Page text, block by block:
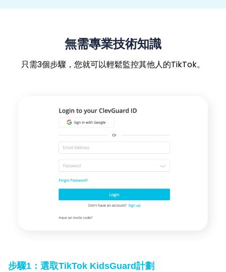
無需專業技術知識
只需3個步驟，您就可以輕鬆監控其他人的TikTok。
步驟1：選取TikTok KidsGuard計劃